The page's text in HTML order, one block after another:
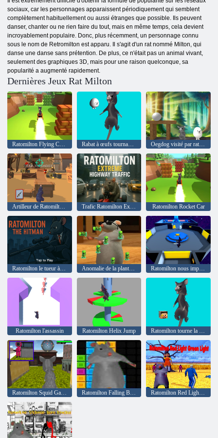
sociaux, car les personnages apparaissent périodiquement qui semblent
complètement habituellement ou aussi étranges que possible. Ils peuvent
danser, chanter ou ne rien faire du tout, mais en même temps, cela devient
incroyablement populaire. Donc, plus récemment, un personnage connu
sous le nom de Retromilton est apparu. Il s'agit d'un rat nommé Milton, qui
danse une danse sans prétention. De plus, ce n'était pas un animal vivant,
seulement des graphiques 3D, mais pour une raison quelconque, sa
popularité a augmenté rapidement.
Dernières Jeux Rat Milton
Ratomilton Flying Car Race Rabat à œufs tournant ratomilton Oegdog visité par ratomilton
Trafic Ratomilton Extreme Highway Ratomilton Rocket Car
Ratomilton le tueur à gages Anomalie de la plantes grimpantes de Ratomilton Ratomilton nous imposent
Ratomilton l'assassin Ratomilton Helix Jump
Ratomilton Squid Game Prison Escape Ratomilton Falling Blocks Ratomilton Red Light Green Light